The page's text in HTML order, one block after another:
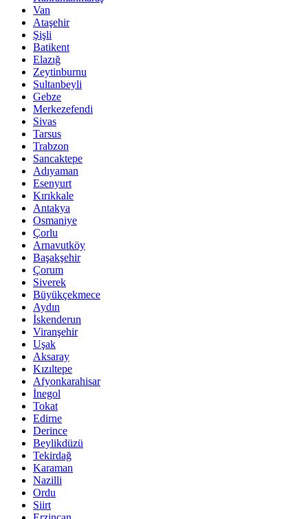
Van
Ataşehir
Şişli
Batikent
Elazığ
Zeytinburnu
Sultanbeyli
Gebze
Merkezefendi
Sivas
Tarsus
Trabzon
Sancaktepe
Adıyaman
Esenyurt
Kırıkkale
Antakya
Osmaniye
Çorlu
Arnavutköy
Başakşehir
Çorum
Siverek
Büyükçekmece
Aydın
İskenderun
Viranşehir
Uşak
Aksaray
Kızıltepe
Afyonkarahisar
İnegol
Tokat
Edirne
Derince
Beylikdüzü
Tekirdağ
Karaman
Nazilli
Ordu
Siirt